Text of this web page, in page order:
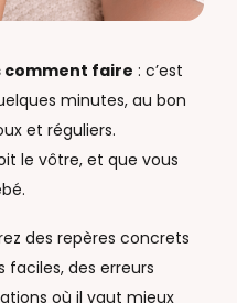
comment faire : c’est
minutes, au bon
et réguliers.
le vôtre, et que vous
des repères concrets
des erreurs
où il vaut mieux